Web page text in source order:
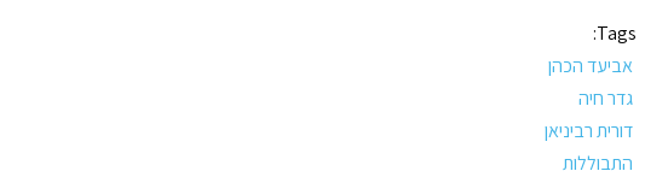
Tags:
אביעד הכהן
גדר חיה
דורית רביניאן
התבוללות